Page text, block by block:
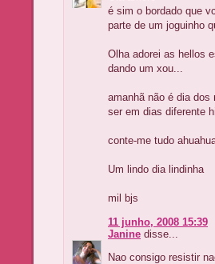
é sim o bordado que
parte de um joguinho
Olha adorei as hellos
dando um xou...
amanhã não é dia dos
ser em dias diferente
conte-me tudo
Um lindo dia lindinha
mil bjs
11 junho, 2008 15:39
Janine disse...
Nao consigo resistir